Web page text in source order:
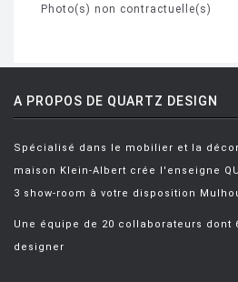
Photo(s) non contractuelle(s)
A PROPOS DE QUARTZ DESIGN
Spécialisé dans le mobilier et la
maison Klein-Albert crée l'enseigne
3 show-room à votre disposition
Une équipe de 20 collaborateurs
designer